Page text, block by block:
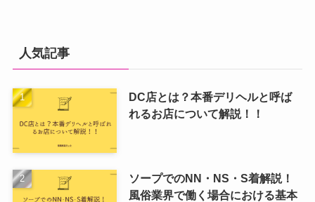
人気記事
DC店とは？本番デリヘルと呼ば
れるお店について解説！！
ソープでのNN・NS・S着解説！
風俗業界で働く場合における基本